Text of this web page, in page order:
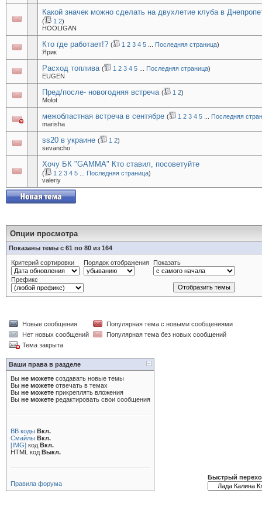
Какой значек можно сделать на двухлетие клуба в
( 1 2)
HOOLIGAN
Кто где работает!? ( 1 2 3 4 5 Последняя страница)
Ярик
Расход топлива ( 1 2 3 4 5 Последняя страница)
EUGEN
Пред/после- новогодняя встреча ( 1 2)
Molot
межобластная встреча в сентябре ( 1 2 3 4 5
Последняя
marisha
ss20 в украине ( 1 2)
sevancho
Хочу БК "GAMMA" Кто ставил, посоветуйте
( 1 2 3 4 5 Последняя страница)
valeriy
Опции просмотра
Показаны темы с 61 по 80 из 164
Критерий сортировки Порядок отображения Показать
Префикс
Новые сообщения
Популярная тема с новыми сообщениями
Нет новых сообщений
Популярная тема без новых сообщений
Тема закрыта
Ваши права в разделе
Вы не можете создавать новые темы
Вы не можете отвечать в темах
Вы не можете прикреплять вложения
Вы не можете редактировать свои сообщения
BB коды Вкл.
Смайлы Вкл.
[IMG] код Вкл.
HTML код Выкл.
Правила форума
Быстрый